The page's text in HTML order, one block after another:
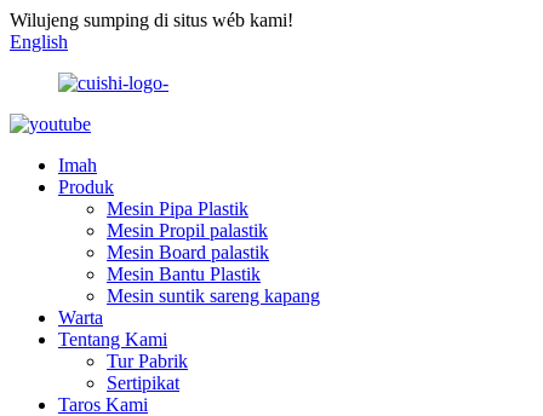
Wilujeng sumping di situs wéb kami!
English
Imah
Produk
Mesin Pipa Plastik
Mesin Propil palastik
Mesin Board palastik
Mesin Bantu Plastik
Mesin suntik sareng kapang
Warta
Tentang Kami
Tur Pabrik
Sertipikat
Taros Kami